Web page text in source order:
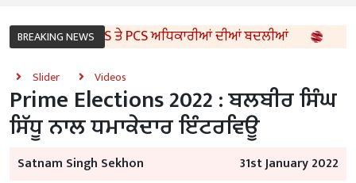
BREAKING NEWS
ਵੱਲੋਂ 96 IAS ਤੇ PCS ਅਧਿਕਾਰੀਆਂ ਦੀਆਂ ਬਦਲੀਆਂ
Slider Videos
Prime Elections 2022 : ਬਲਬੀਰ ਸਿੰਘ
ਸਿੱਧੂ ਨਾਲ ਧਮਾਕੇਦਾਰ ਇੰਟਰਵਿਊ
Satnam Singh Sekhon 31st January 2022